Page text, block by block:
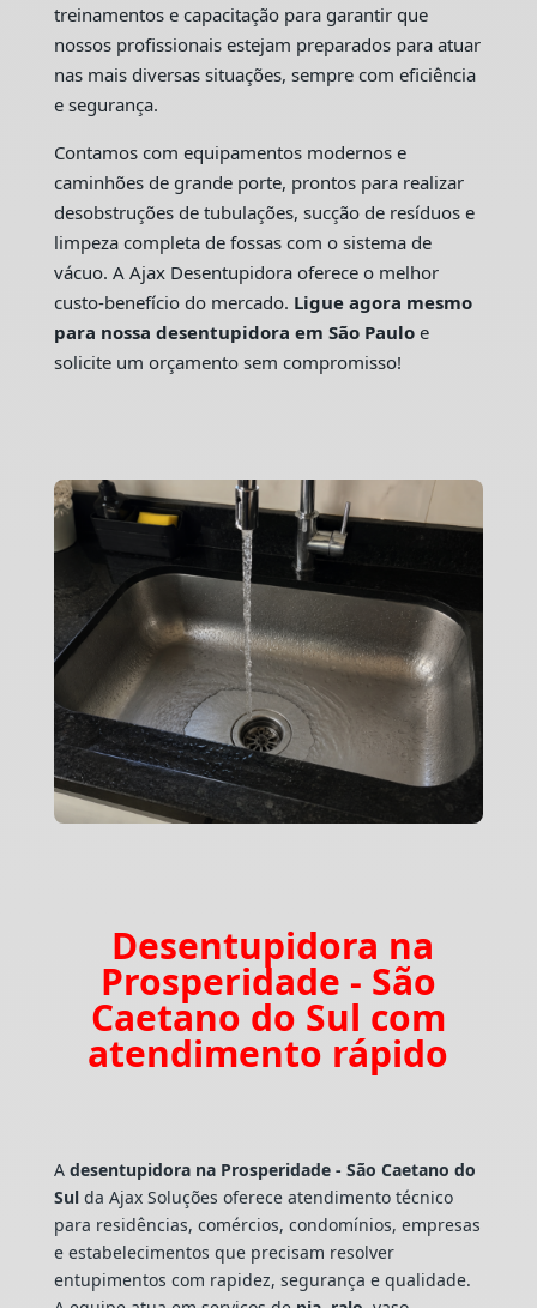
treinamentos e capacitação para garantir que
nossos profissionais estejam preparados para atuar
nas mais diversas situações, sempre com eficiência
e segurança.
Contamos com equipamentos modernos e
caminhões de grande porte, prontos para realizar
desobstruções de tubulações, sucção de resíduos e
limpeza completa de fossas com o sistema de
vácuo. A Ajax Desentupidora oferece o melhor
custo-benefício do mercado. Ligue agora mesmo
para nossa desentupidora em São Pauloe
solicite um orçamento sem compromisso!
Desentupidora na
Prosperidade - São
Caetano do Sul com
atendimento rápido
A desentupidora na Prosperidade - São Caetano do
Sulda Ajax Soluções oferece atendimento técnico
para residências, comércios, condomínios, empresas
e estabelecimentos que precisam resolver
entupimentos com rapidez, segurança e qualidade.